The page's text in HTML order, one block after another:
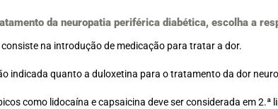
da neuropatia periférica diabética, escolha a
na introdução de medicação para tratar a dor.
indicada quanto a duloxetina para o tratamento da dor
como lidocaína e capsaicina deve ser considerada em